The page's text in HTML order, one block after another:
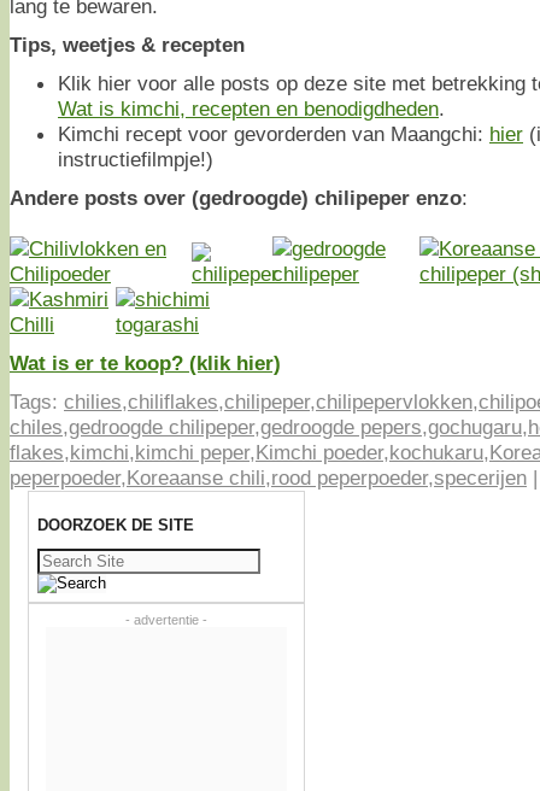
lang te bewaren.
Tips, weetjes & recepten
Klik hier voor alle posts op deze site met betrekking
Wat is kimchi, recepten en benodigdheden.
Kimchi recept voor gevorderden van Maangchi: hier
instructiefilmpje!)
Andere posts over (gedroogde) chilipeper enzo:
Wat is er te koop? (klik hier)
Tags: chilies,chiliflakes,chilipeper,chilipepervlokken,
chiles,gedroogde chilipeper,gedroogde pepers,gochugaru,
flakes,kimchi,kimchi peper,Kimchi poeder,kochukaru,
peperpoeder,Koreaanse chili,rood peperpoeder,specerijen
DOORZOEK DE SITE
Zoeken
naar:
- advertentie -